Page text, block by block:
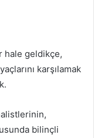
hale geldikçe,
karşılamak
bilinçli